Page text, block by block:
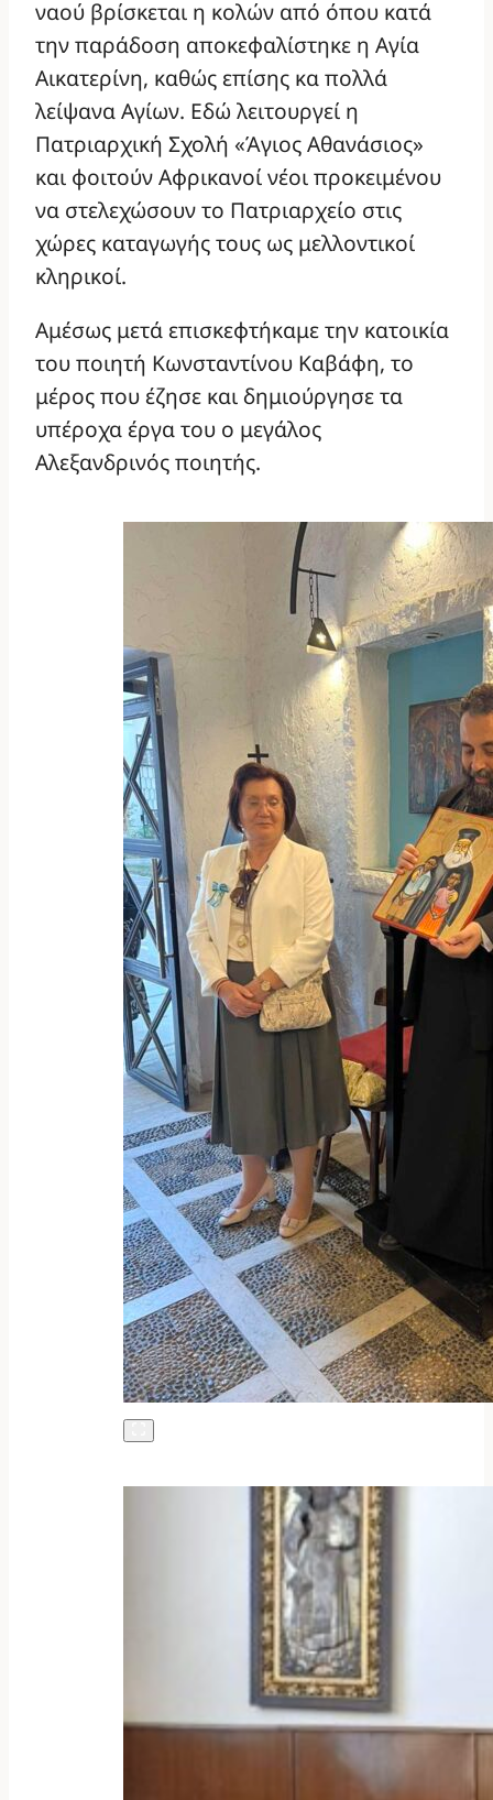
ναού βρίσκεται η κολών από όπου κατά
την παράδοση αποκεφαλίστηκε η Αγία
Αικατερίνη, καθώς επίσης κα πολλά
λείψανα Αγίων. Εδώ λειτουργεί η
Πατριαρχική Σχολή «Άγιος Αθανάσιος»
και φοιτούν Αφρικανοί νέοι προκειμένου
να στελεχώσουν το Πατριαρχείο στις
χώρες καταγωγής τους ως μελλοντικοί
κληρικοί.
Αμέσως μετά επισκεφτήκαμε την κατοικία
του ποιητή Κωνσταντίνου Καβάφη, το
μέρος που έζησε και δημιούργησε τα
υπέροχα έργα του ο μεγάλος
Αλεξανδρινός ποιητής.